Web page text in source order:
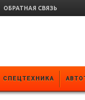
ОБРАТНАЯ СВЯЗЬ
СПЕЦТЕХНИКА